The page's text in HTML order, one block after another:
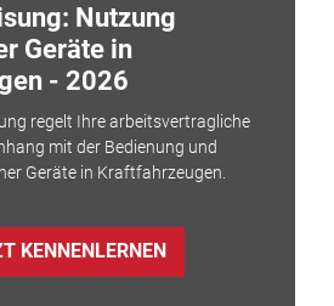
Nutzung
Geräte in
- 2026
regelt Ihre arbeitsvertragliche
mit der Bedienung und
Geräte in Kraftfahrzeugen.
KENNENLERNEN